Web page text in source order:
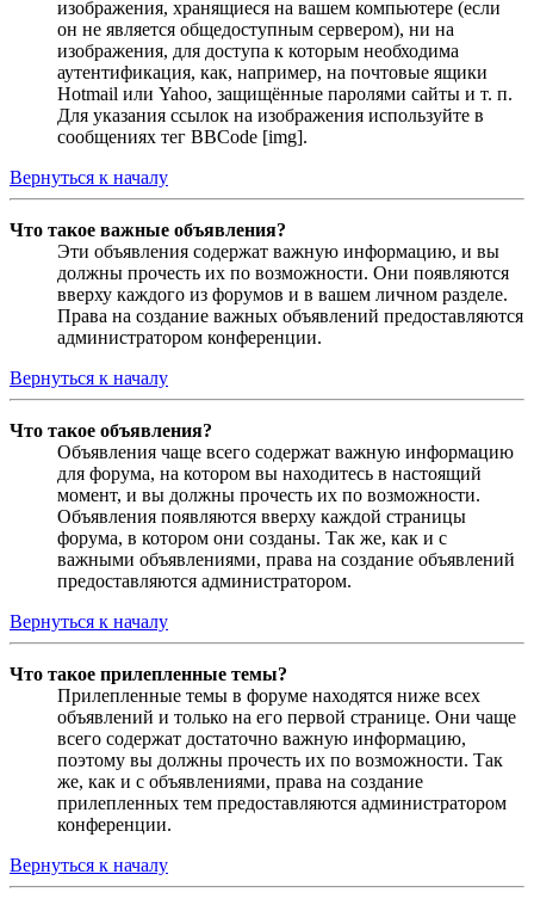
изображения, хранящиеся на вашем компьютере (если
он не является общедоступным сервером), ни на
изображения, для доступа к которым необходима
аутентификация, как, например, на почтовые ящики
Hotmail или Yahoo, защищённые паролями сайты и т. п.
Для указания ссылок на изображения используйте в
сообщениях тег BBCode [img].
Вернуться к началу
Что такое важные объявления?
Эти объявления содержат важную информацию, и вы
должны прочесть их по возможности. Они появляются
вверху каждого из форумов и в вашем личном разделе.
Права на создание важных объявлений предоставляются
администратором конференции.
Вернуться к началу
Что такое объявления?
Объявления чаще всего содержат важную информацию
для форума, на котором вы находитесь в настоящий
момент, и вы должны прочесть их по возможности.
Объявления появляются вверху каждой страницы
форума, в котором они созданы. Так же, как и с
важными объявлениями, права на создание объявлений
предоставляются администратором.
Вернуться к началу
Что такое прилепленные темы?
Прилепленные темы в форуме находятся ниже всех
объявлений и только на его первой странице. Они чаще
всего содержат достаточно важную информацию,
поэтому вы должны прочесть их по возможности. Так
же, как и с объявлениями, права на создание
прилепленных тем предоставляются администратором
конференции.
Вернуться к началу